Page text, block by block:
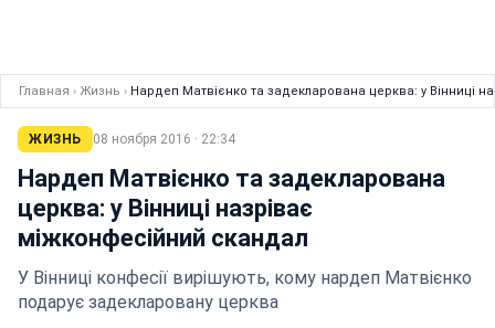
Главная › Жизнь › Нардеп Матвієнко та задекларована церква: у Вінниці
ЖИЗНЬ 08 ноября 2016 · 22:34
Нардеп Матвієнко та задекларована
церква: у Вінниці назріває
міжконфесійний скандал
У Вінниці конфесії вирішують, кому нардеп Матвієнко
подарує задекларовану церква